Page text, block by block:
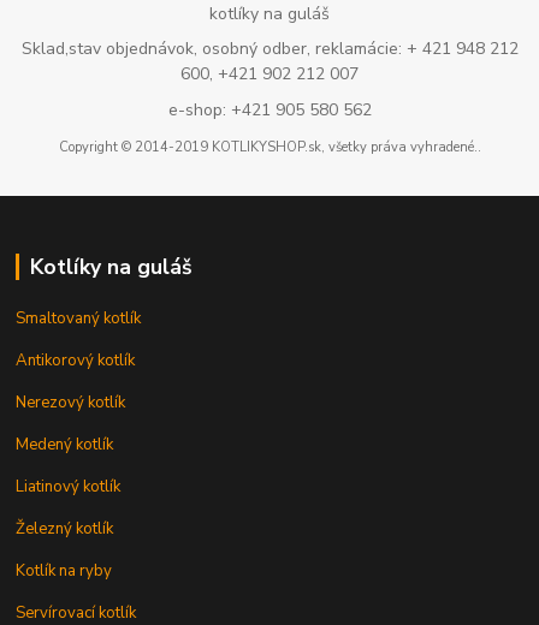
kotlíky na guláš
Sklad,stav objednávok, osobný odber, reklamácie: + 421 948 212
600, +421 902 212 007
e-shop: +421 905 580 562
Copyright © 2014-2019 KOTLIKYSHOP.sk, všetky práva vyhradené..
Kotlíky na guláš
Smaltovaný kotlík
Antikorový kotlík
Nerezový kotlík
Medený kotlík
Liatinový kotlík
Železný kotlík
Kotlík na ryby
Servírovací kotlík